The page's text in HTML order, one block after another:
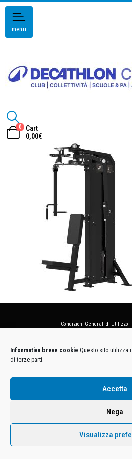
Informativa breve cookie Questo sito utilizza
di terze parti.
Accetta
Nega
Visualizza
menu
0
Cart
0,00€
Condizioni Generali di Utilizzo-
Euro 12.500.000 i.v. - C.F. e Iscr. Reg. Imp. Monza e
P.IVA. 11005760159 - Direzione e coordinamento art.